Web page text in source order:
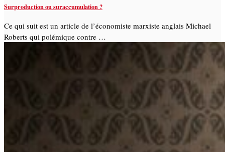
Surproduction ou suraccumulation ?
Ce qui suit est un article de l’économiste marxiste anglais Michael
Roberts qui polémique contre …